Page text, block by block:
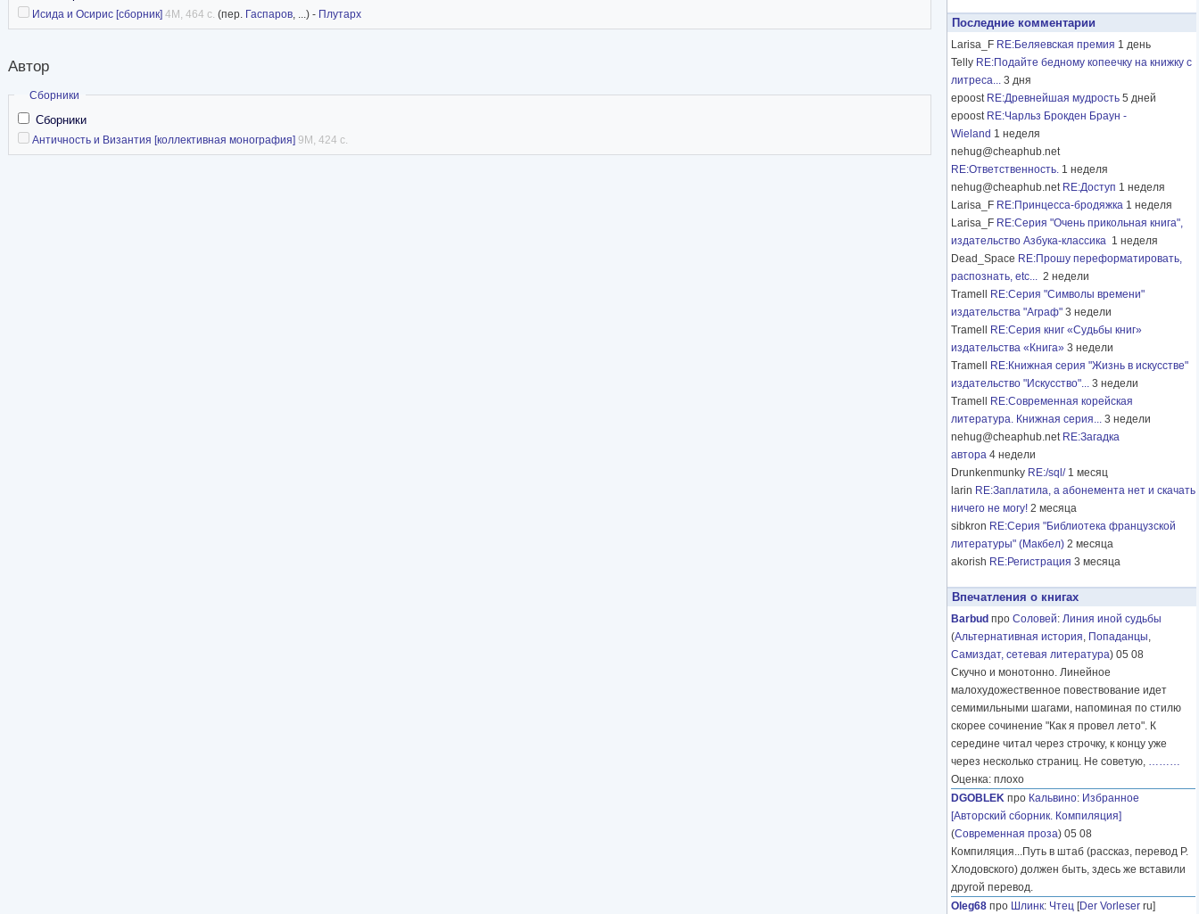
Исида и Осирис [сборник] 4M, 464 с. (пер. Гаспаров, ...) - Плутарх
Автор
Скрыть
Сборники
Сборники
Античность и Византия [коллективная монография] 9M, 424 с.
Последние комментарии
Larisa_F RE:Беляевская премия 1 день
Telly RE:Подайте бедному копеечку на книжку с
литреса... 3 дня
epoost RE:Древнейшая мудрость 5 дней
epoost RE:Чарльз Брокден Браун -
Wieland 1 неделя
nehug@cheaphub.net
RE:Ответственность. 1 неделя
nehug@cheaphub.net RE:Доступ 1 неделя
Larisa_F RE:Принцесса-бродяжка 1 неделя
Larisa_F RE:Серия "Очень прикольная книга",
издательство Азбука-классика 1 неделя
Dead_Space RE:Прошу переформатировать,
распознать, etc... 2 недели
Tramell
RE:Серия "Символы времени"
издательства "Аграф" 3 недели
Tramell
RE:Серия книг «Судьбы книг»
издательства «Книга» 3 недели
Tramell
RE:Книжная серия "Жизнь в искусстве"
издательство "Искусство"... 3 недели
Tramell
RE:Современная корейская
литература. Книжная серия... 3 недели
nehug@cheaphub.net RE:Загадка
автора 4 недели
Drunkenmunky RE:/sql/ 1 месяц
larin RE:Заплатила, а абонемента нет и скачать
ничего не могу! 2 месяца
sibkron RE:Серия "Библиотека французской
литературы" (Макбел) 2 месяца
akorish RE:Регистрация 3 месяца
Впечатления о книгах
Barbud про Соловей: Линия иной судьбы
(Альтернативная история, Попаданцы,
Самиздат, сетевая литература) 05 08
Скучно и монотонно. Линейное
малохудожественное повествование идет
семимильными шагами, напоминая по стилю
скорее сочинение "Как я провел лето". К
середине читал через строчку, к концу уже
через несколько страниц. Не советую, ………
Оценка: плохо
DGOBLEK про Кальвино: Избранное
[Авторский сборник. Компиляция]
(Современная проза) 05 08
Компиляция...Путь в штаб (рассказ, перевод Р.
Хлодовского) должен быть, здесь же вставили
другой перевод.
Oleg68 про Шлинк: Чтец [Der Vorleser ru]